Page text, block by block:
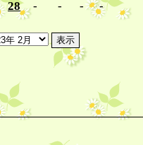
28 - - - -